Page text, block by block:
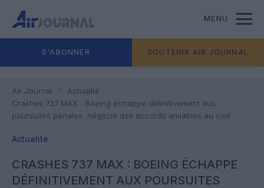
MENU
S'ABONNER SOUTENIR AIR JOURNAL
Air Journal
Actualité
Crashes 737 MAX : Boeing échappe définitivement aux
poursuites pénales, négocie des accords amiables au civil
Actualité
CRASHES 737 MAX : BOEING ÉCHAPPE
DÉFINITIVEMENT AUX POURSUITES